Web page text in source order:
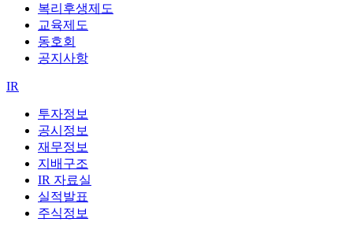
복리후생제도
교육제도
동호회
공지사항
IR
투자정보
공시정보
재무정보
지배구조
IR 자료실
실적발표
주식정보